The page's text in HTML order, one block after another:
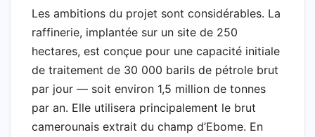
Les ambitions du projet sont considérables. La
raffinerie, implantée sur un site de 250
hectares, est conçue pour une capacité initiale
de traitement de 30 000 barils de pétrole brut
par jour — soit environ 1,5 million de tonnes
par an. Elle utilisera principalement le brut
camerounais extrait du champ d’Ebome. En